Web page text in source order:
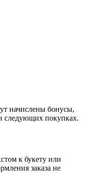
начислены бонусы,
следующих покупках.
к букету или
заказа не